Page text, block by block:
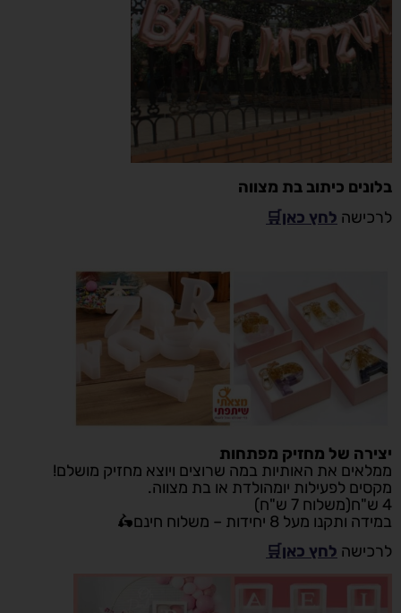
בלונים כיתוב בת מצווה
לרכישה לחץ כאן🛒
יצירה של מחזיק מפתחות
ממלאים את האותיות במה שרוצים ויוצא מחזיק מושלם!
מקסים לפעילות יומהולדת או בת מצווה.
4 ש"ח(משלוח 7 ש"ח)
במידה ותקנו מעל 8 יחידות – משלוח חינם🛵
לרכישה לחץ כאן🛒